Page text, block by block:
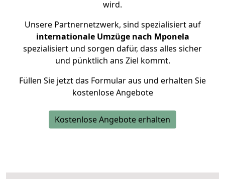
wird.
Unsere Partnernetzwerk, sind spezialisiert auf
internationale Umzüge nach Mponela
spezialisiert und sorgen dafür, dass alles sicher
und pünktlich ans Ziel kommt.
Füllen Sie jetzt das Formular aus und erhalten Sie
kostenlose Angebote
Kostenlose Angebote erhalten